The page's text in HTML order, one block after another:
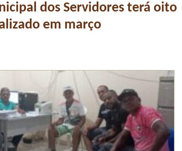
dos Servidores terá oito
em março